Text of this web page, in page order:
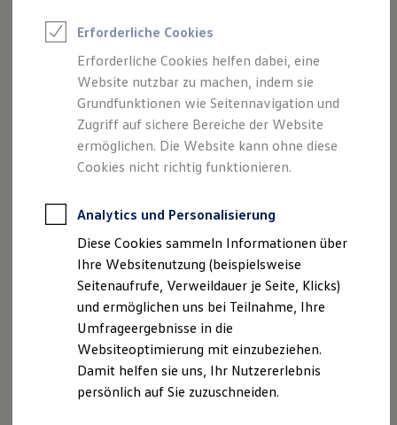
Elektroauto Leasing
Kleinwagen-Leasing
Leasing ohne Anzahlung
Finanzierung
Autokredit mit Schlussrate
Versicherungen und Garantien
Kfz-Versicherung
Restschuldversicherungen
Garantien
Professional Class bei Volkswagen
Behörden
Direktkunden
Sonderfahrzeuge
Anpfiff zum Gewinn
Elektromobilität
Elektroautos
ID. Tutorials
Elektrofahrzeugkonzepte
ID. EVERY1
Reichweite
Nutzungsbedingungen
Datenschutzerklärungen
Cookie-Richtlinie
Lizenzhinweise Dritter
Angaben zum Digital Services Act (DSA)
EU Data Act
Produktsicherheitsinformationen
Vertrag Widerrufen
Disclaimer von Volkswagen AG
Die in dieser Darstellung gezeigten Fahrzeuge und
Erforderliche Cookies
Erforderliche Cookies helfen dabei, eine
Website nutzbar zu machen, indem sie
Grundfunktionen wie Seitennavigation und
Zugriff auf sichere Bereiche der Website
ermöglichen. Die Website kann ohne diese
Cookies nicht richtig funktionieren.
Analytics und Personalisierung
Diese Cookies sammeln Informationen über
Ihre Websitenutzung (beispielsweise
Seitenaufrufe, Verweildauer je Seite, Klicks)
und ermöglichen uns bei Teilnahme, Ihre
Umfrageergebnisse in die
Websiteoptimierung mit einzubeziehen.
Damit helfen sie uns, Ihr Nutzererlebnis
persönlich auf Sie zuzuschneiden.